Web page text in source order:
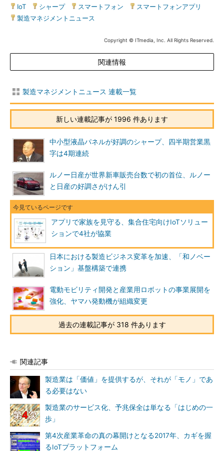
IoT シャープ| スマートフォン スマートフォンアプリ
製造マネジメントニュース
Copyright © ITmedia, Inc. All Rights Reserved.
関連情報
製造マネジメントニュース 連載一覧
新しい連載記事が 1996 件あります
中小型液晶パネルが好調のシャープ、四半期営業黒
字は4期連続
ルノー日産が世界新車販売台数で初の首位、ルノー
と日産の好調さがけん引
アプリで家族を見守る、集合住宅向けIoTソリュー
ションで4社が協業
日本における製造ビジネス変革を加速、「和ノベー
ション」基盤構築で連携
電動モビリティ開発と産業用ロボットの事業展開を
強化、ヤマハ発動機が組織変更
過去の連載記事が 318 件あります
関連記事
製造業は「価値」を提供するが、それが「モノ」であ
る必要はない
製造業のサービス化、予兆保全は単なる「はじめの一
歩」
第4次産業革命の真の幕開けとなる2017年、カギを握
るIoTプラットフォーム